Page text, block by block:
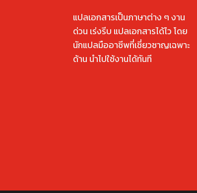
แปลเอกสารเป็นภาษาต่าง ๆ งาน
ด่วน เร่งรีบ แปลเอกสารได้ไว โดย
นักแปลมืออาชีพที่เชี่ยวชาญเฉพาะ
ด้าน นำไปใช้งานได้ทันที